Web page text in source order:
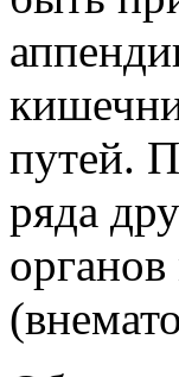
путей.
ряда
органов